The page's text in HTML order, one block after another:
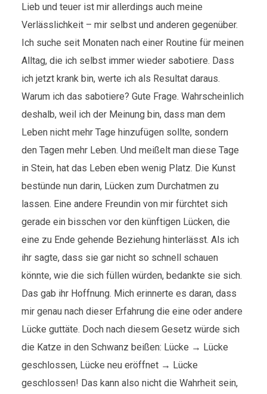
Lieb und teuer ist mir allerdings auch meine
Verlässlichkeit – mir selbst und anderen gegenüber.
Ich suche seit Monaten nach einer Routine für meinen
Alltag, die ich selbst immer wieder sabotiere. Dass
ich jetzt krank bin, werte ich als Resultat daraus.
Warum ich das sabotiere? Gute Frage. Wahrscheinlich
deshalb, weil ich der Meinung bin, dass man dem
Leben nicht mehr Tage hinzufügen sollte, sondern
den Tagen mehr Leben. Und meißelt man diese Tage
in Stein, hat das Leben eben wenig Platz. Die Kunst
bestünde nun darin, Lücken zum Durchatmen zu
lassen. Eine andere Freundin von mir fürchtet sich
gerade ein bisschen vor den künftigen Lücken, die
eine zu Ende gehende Beziehung hinterlässt. Als ich
ihr sagte, dass sie gar nicht so schnell schauen
könnte, wie die sich füllen würden, bedankte sie sich.
Das gab ihr Hoffnung. Mich erinnerte es daran, dass
mir genau nach dieser Erfahrung die eine oder andere
Lücke guttäte. Doch nach diesem Gesetz würde sich
die Katze in den Schwanz beißen: Lücke → Lücke
geschlossen, Lücke neu eröffnet → Lücke
geschlossen! Das kann also nicht die Wahrheit sein,